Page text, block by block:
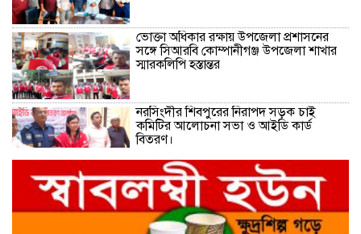
ভোক্তা অধিকার রক্ষায় উপজেলা প্রশাসনের
সঙ্গে সিআরবি কোম্পানীগঞ্জ উপজেলা শাখার
স্মারকলিপি হস্তান্তর
নরসিংদীর শিবপুরের নিরাপদ সড়ক চাই
কমিটির আলোচনা সভা ও আইডি কার্ড
বিতরণ।
নিরাপদ সড়ক গড়তে কাঁধে কাঁধ মিলিয়ে কাজ
করার প্রত্যয়: নিসচা পলাশ উপজেলা শাখার
আইডি কার্ড বিতরণ ও পরিচিতি সভা সম্পন্ন**